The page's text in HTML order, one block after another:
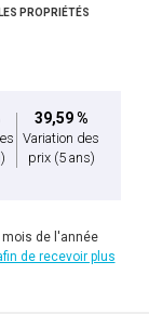
PROPRIÉTÉS
39,59 %
Variation des
prix (5 ans)
de l'année
de recevoir plus